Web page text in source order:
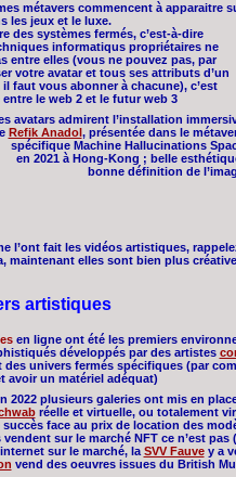
métavers commencent à apparaitre
les jeux et le luxe.
des systèmes fermés, c’est-à-dire
informatiqus propriétaires ne
entre elles (vous ne pouvez pas, par
votre avatar et tous ses attributs d’un
il faut vous abonner à chacune), c’est
le web 2 et le futur web 3
avatars admirent l’installation
Refik Anadol, présentée dans le
spécifique Machine Hallucinations
en 2021 à Hong-Kong ; belle
bonne définition de
l’ont fait les vidéos artistiques,
maintenant elles sont bien plus
artistiques
en ligne ont été les premiers
développés par des artistes
des univers fermés spécifiques (par
avoir un matériel adéquat)
2022 plusieurs galeries ont mis en
réelle et virtuelle, ou totalement
succès face au prix de location des
sur le marché NFT ce n’est
sur le marché, la SVV Fauvey a
vend des oeuvres issues du British